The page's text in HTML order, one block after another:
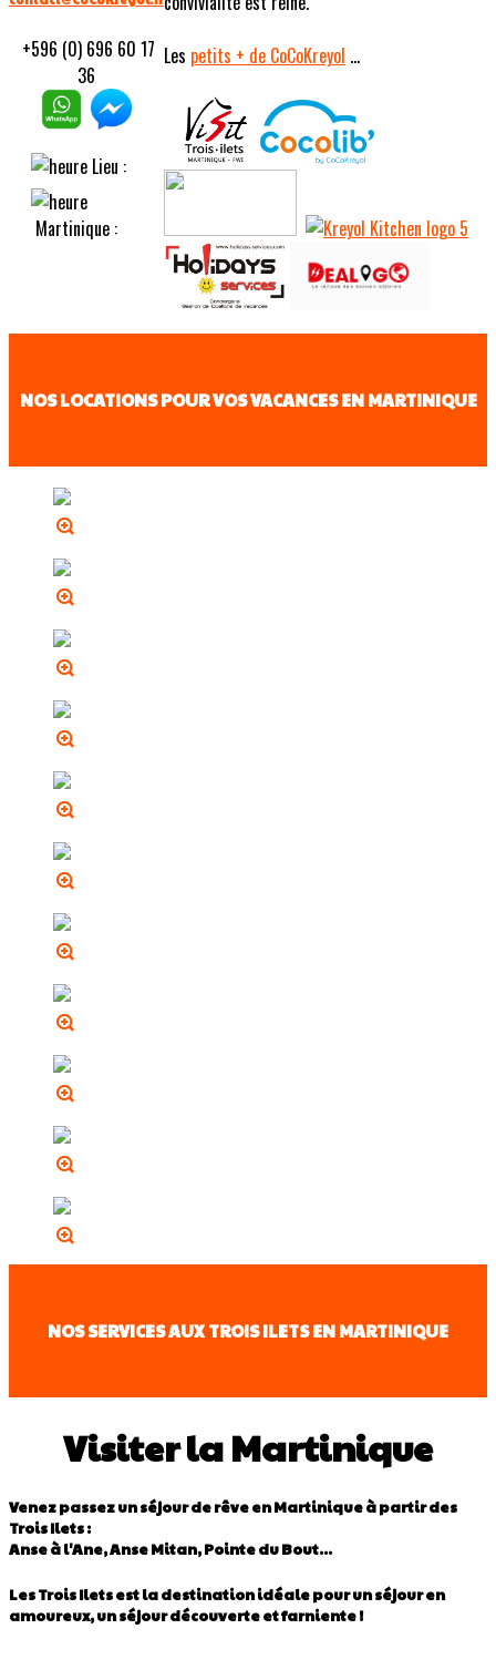
+596 (0) 696 60 17
36
Lieu :
Martinique :
Les petits + de CoCoKreyol ...
NOS LOCATIONS POUR VOS VACANCES EN MARTINIQUE
NOS SERVICES AUX TROIS ILETS EN MARTINIQUE
Visiter la Martinique
Venez passez un séjour de rêve en Martinique à partir des
Trois Ilets :
Anse à l'Ane, Anse Mitan, Pointe du Bout...
Les Trois Ilets est la destination idéale pour un séjour en
amoureux, un séjour découverte et farniente !